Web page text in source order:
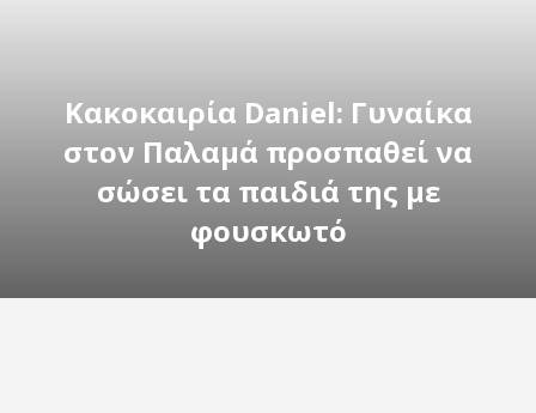
Κακοκαιρία Daniel: Γυναίκα
στον Παλαμά προσπαθεί να
σώσει τα παιδιά της με
φουσκωτό